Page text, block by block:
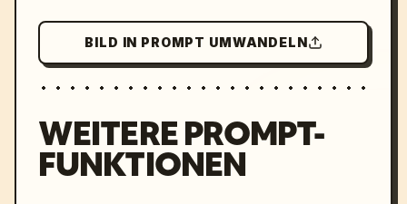
BILD IN PROMPT UMWANDELN
WEITERE PROMPT-
FUNKTIONEN